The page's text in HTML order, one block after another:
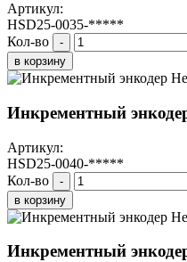
Артикул:
HSD25-0035-*****
Кол-во
-
в корзину
Инкрементный
Артикул:
HSD25-0040-*****
Кол-во
-
в корзину
Инкрементный